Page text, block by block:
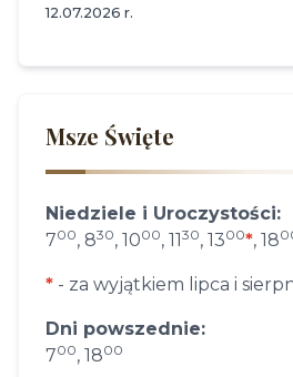
12.07.2026 r.
Msze Święte
Niedziele i Uroczystości:
700, 830, 1000, 1130, 1300*, 18
* - za wyjątkiem lipca i
Dni powszednie:
700, 1800